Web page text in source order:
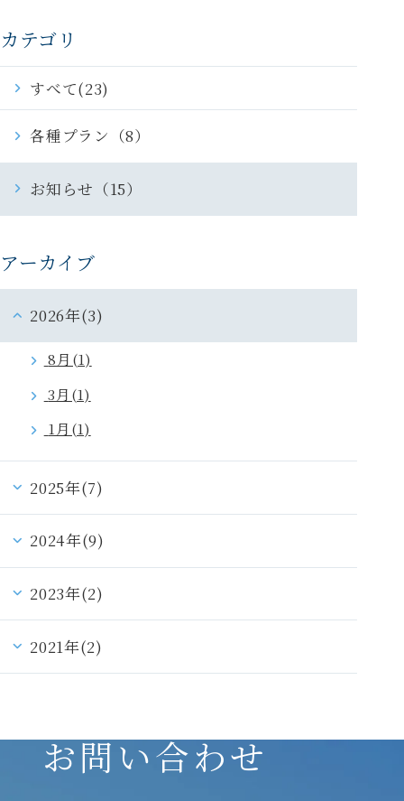
カテゴリ
すべて(23)
各種プラン（8）
お知らせ（15）
アーカイブ
2026年(3)
8月(1)
3月(1)
1月(1)
2025年(7)
2024年(9)
2023年(2)
2021年(2)
お問い合わせ